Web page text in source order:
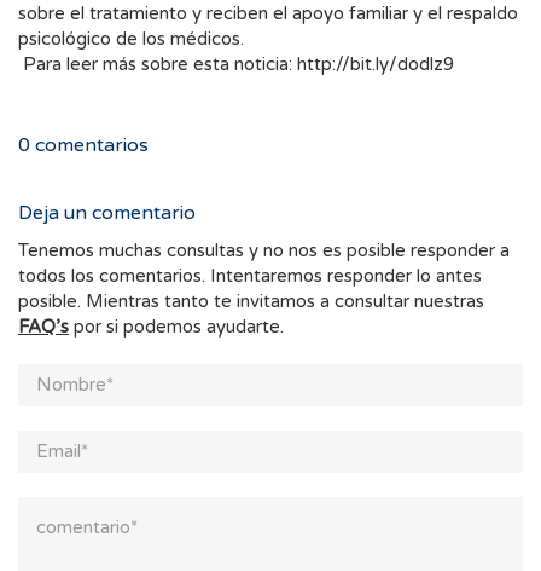
sobre el tratamiento y reciben el apoyo familiar y el respaldo
psicológico de los médicos.
Para leer más sobre esta noticia: http://bit.ly/dodlz9
0 comentarios
Deja un comentario
Tenemos muchas consultas y no nos es posible responder a
todos los comentarios. Intentaremos responder lo antes
posible. Mientras tanto te invitamos a consultar nuestras
FAQ’s por si podemos ayudarte.